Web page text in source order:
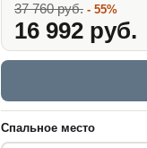
37 760 руб. - 55%
16 992 руб.
Спальное место